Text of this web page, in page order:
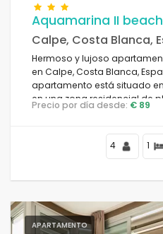
Vista a la Montaña (4)
Vista a la bahía
Categorías adicionales
Aquamarina II
Calpe, Costa Blanca,
Hermoso y lujoso
en Calpe, Costa Blanca,
apartamento está situado
en una zona residencial de
y bares, tiendas y
Precio por día desde: € 89
4 1
APARTAMENTO